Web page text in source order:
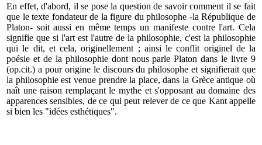
En effet, d'abord, il se pose la question de savoir comment il se fait
que le texte fondateur de la figure du philosophe -la République de
Platon- soit aussi en même temps un manifeste contre l'art. Cela
signifie que si l'art est l'autre de la philosophie, c'est la philosophie
qui le dit, et cela, originellement ; ainsi le conflit originel de la
poésie et de la philosophie dont nous parle Platon dans le livre 9
(op.cit.) a pour origine le discours du philosophe et signifierait que
la philosophie est venue prendre la place, dans la Grèce antique où
naît une raison remplaçant le mythe et s'opposant au domaine des
apparences sensibles, de ce qui peut relever de ce que Kant appelle
si bien les "idées esthétiques".